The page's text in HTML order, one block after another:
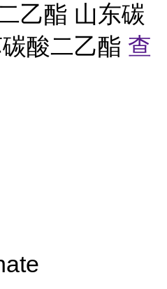
乙酯 山东碳
酸二乙酯 查